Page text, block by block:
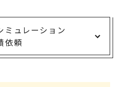
ミュレーション
依頼